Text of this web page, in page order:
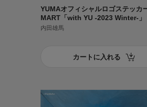
YUMAオフィシャルロゴステッ
MART「with YU -2023 Winter-」
内田雄馬
カートに入れる